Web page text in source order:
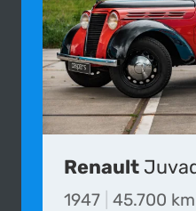
Renault
1947 45.700 km